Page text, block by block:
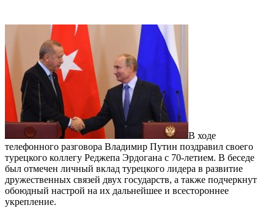
В ходе
телефонного разговора Владимир Путин поздравил своего
турецкого коллегу Реджепа Эрдогана с 70-летием. В беседе
был отмечен личный вклад турецкого лидера в развитие
дружественных связей двух государств, а также подчеркнут
обоюдный настрой на их дальнейшее и всестороннее
укрепление.